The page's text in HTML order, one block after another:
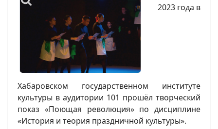
2023 года в
Хабаровском государственном институте
культуры в аудитории 101 прошёл творческий
показ «Поющая революция» по дисциплине
«История и теория праздничной культуры».